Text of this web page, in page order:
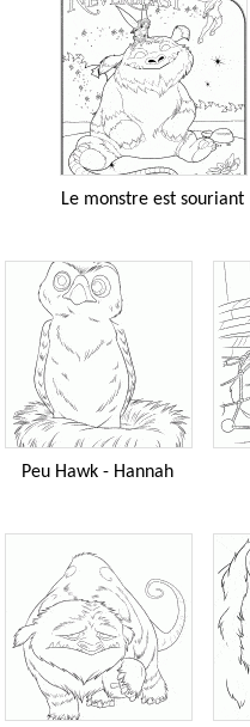
Le monstre est souriant
Peu Hawk - Hannah